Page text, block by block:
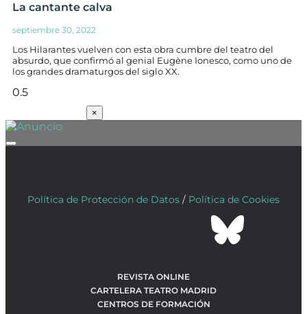
La cantante calva
septiembre 30, 2022
Los Hilarantes vuelven con esta obra cumbre del teatro del
absurdo, que confirmó al genial Eugène Ionesco, como uno de
los grandes dramaturgos del siglo XX.
×
Política de Protección de Datos / Política de Cookies
REVISTA ONLINE
CARTELERA TEATRO MADRID
CENTROS DE FORMACIÓN